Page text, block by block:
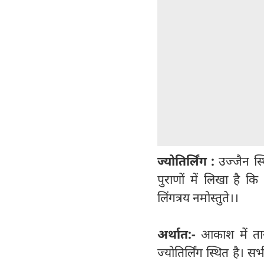
ज्योतिर्लिंग :उज्जैन
पुराणों में लिखा है
लिंगत्रय नमोस्तुते।।
अर्थात:- आकाश में
ज्योतिर्लिंग स्थित है।